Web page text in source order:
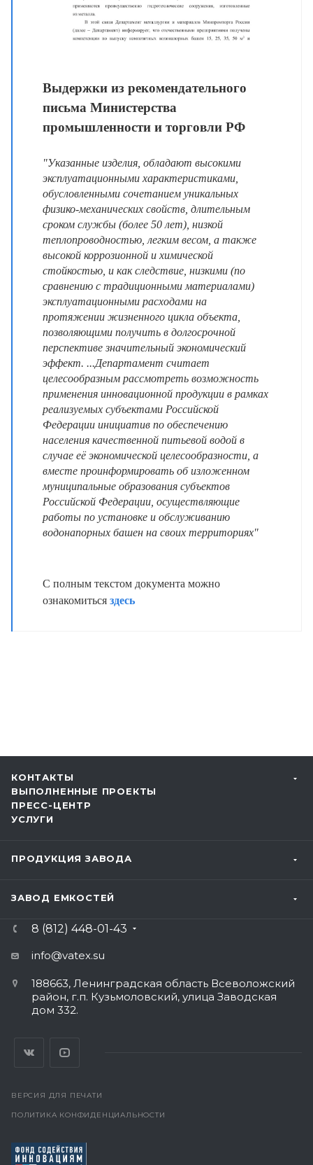
Выдержки из рекомендательного
письма Министерства
промышленности и торговли РФ
"Указанные изделия, обладают высокими
эксплуатационными характеристиками,
обусловленными сочетанием уникальных
физико-механических свойств, длительным
сроком службы (более 50 лет), низкой
теплопроводностью, легким весом, а также
высокой коррозионной и химической
стойкостью, и как следствие, низкими (по
сравнению с традиционными материалами)
эксплуатационными расходами на
протяжении жизненного цикла объекта,
позволяющими получить в долгосрочной
перспективе значительный экономический
эффект. ...Департамент считает
целесообразным рассмотреть возможность
применения инновационной продукции в рамках
реализуемых субъектами Российской
Федерации инициатив по обеспечению
населения качественной питьевой водой в
случае её экономической целесообразности, а
вместе проинформировать об изложенном
муниципальные образования субъектов
Российской Федерации, осуществляющие
работы по установке и обслуживанию
водонапорных башен на своих территориях"
С полным текстом документа можно
ознакомиться здесь
КОНТАКТЫ
ВЫПОЛНЕННЫЕ ПРОЕКТЫ
ПРЕСС-ЦЕНТР
УСЛУГИ
ПРОДУКЦИЯ ЗАВОДА
ЗАВОД ЕМКОСТЕЙ
8 (812) 448-01-43
info@vatex.su
188663, Ленинградская область Всеволожский
район, г.п. Кузьмоловский, улица Заводская
дом 332.
ВЕРСИЯ ДЛЯ ПЕЧАТИ
ПОЛИТИКА КОНФИДЕНЦИАЛЬНОСТИ